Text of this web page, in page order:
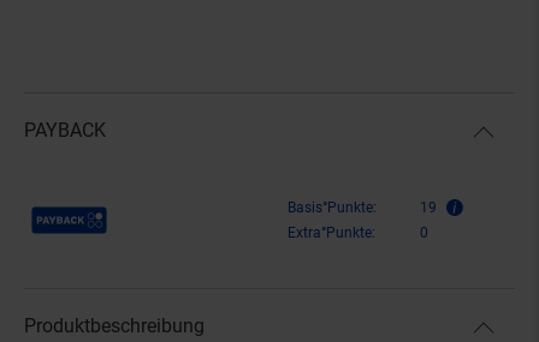
PAYBACK
Payback Punkte Basis°Punkte:
19
Extra°Punkte:
0
Produktbeschreibung